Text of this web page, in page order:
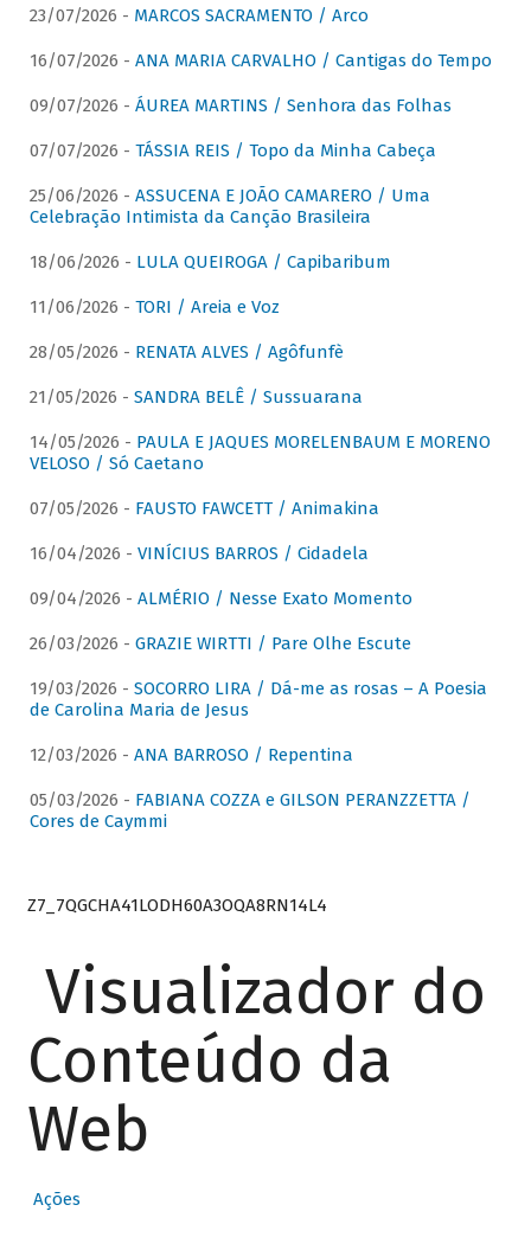
23/07/2026 - MARCOS SACRAMENTO / Arco
16/07/2026 - ANA MARIA CARVALHO / Cantigas do Tempo
09/07/2026 - ÁUREA MARTINS / Senhora das Folhas
07/07/2026 - TÁSSIA REIS / Topo da Minha Cabeça
25/06/2026 - ASSUCENA E JOÃO CAMARERO / Uma
Celebração Intimista da Canção Brasileira
18/06/2026 - LULA QUEIROGA / Capibaribum
11/06/2026 - TORI / Areia e Voz
28/05/2026 - RENATA ALVES / Agôfunfè
21/05/2026 - SANDRA BELÊ / Sussuarana
14/05/2026 - PAULA E JAQUES MORELENBAUM E MORENO
VELOSO / Só Caetano
07/05/2026 - FAUSTO FAWCETT / Animakina
16/04/2026 - VINÍCIUS BARROS / Cidadela
09/04/2026 - ALMÉRIO / Nesse Exato Momento
26/03/2026 - GRAZIE WIRTTI / Pare Olhe Escute
19/03/2026 - SOCORRO LIRA / Dá-me as rosas – A Poesia
de Carolina Maria de Jesus
12/03/2026 - ANA BARROSO / Repentina
05/03/2026 - FABIANA COZZA e GILSON PERANZZETTA /
Cores de Caymmi
Z7_7QGCHA41LODH60A3OQA8RN14L4
Visualizador do
Conteúdo da
Web
Ações